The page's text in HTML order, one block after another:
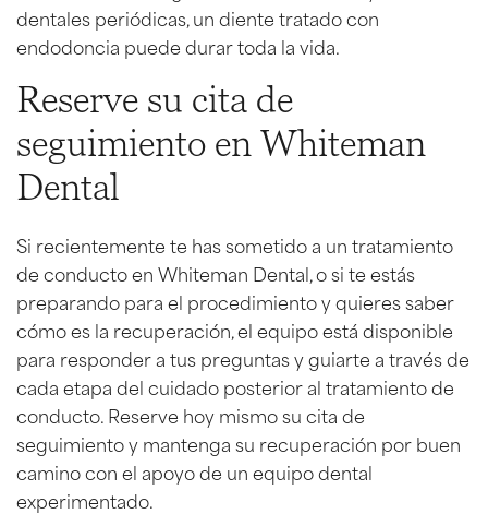
dentales periódicas, un diente tratado con
endodoncia puede durar toda la vida.
Reserve su cita de
seguimiento en Whiteman
Dental
Si recientemente te has sometido a un tratamiento
de conducto en Whiteman Dental, o si te estás
preparando para el procedimiento y quieres saber
cómo es la recuperación, el equipo está disponible
para responder a tus preguntas y guiarte a través de
cada etapa del cuidado posterior al tratamiento de
conducto. Reserve hoy mismo su cita de
seguimiento y mantenga su recuperación por buen
camino con el apoyo de un equipo dental
experimentado.